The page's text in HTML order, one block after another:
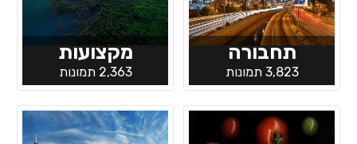
תחבורה
3,823 תמונות
מקצועות
2,363 תמונות